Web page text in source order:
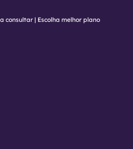
consultar | Escolha melhor plano